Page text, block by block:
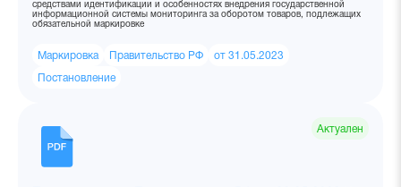
средствами идентификации и особенностях внедрения государственной
информационной системы мониторинга за оборотом товаров, подлежащих
обязательной маркировке
Маркировка Правительство РФ от 31.05.2023
Постановление
Актуален